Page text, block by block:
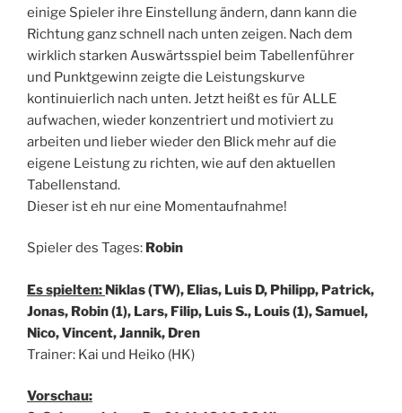
einige Spieler ihre Einstellung ändern, dann kann die
Richtung ganz schnell nach unten zeigen. Nach dem
wirklich starken Auswärtsspiel beim Tabellenführer
und Punktgewinn zeigte die Leistungskurve
kontinuierlich nach unten. Jetzt heißt es für ALLE
aufwachen, wieder konzentriert und motiviert zu
arbeiten und lieber wieder den Blick mehr auf die
eigene Leistung zu richten, wie auf den aktuellen
Tabellenstand.
Dieser ist eh nur eine Momentaufnahme!
Spieler des Tages: Robin
Es spielten: Niklas (TW), Elias, Luis D, Philipp, Patrick,
Jonas, Robin (1), Lars, Filip, Luis S., Louis (1), Samuel,
Nico, Vincent, Jannik, Dren
Trainer: Kai und Heiko (HK)
Vorschau: